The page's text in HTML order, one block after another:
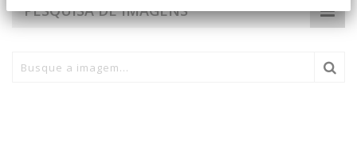
PESQUISA DE IMAGENS